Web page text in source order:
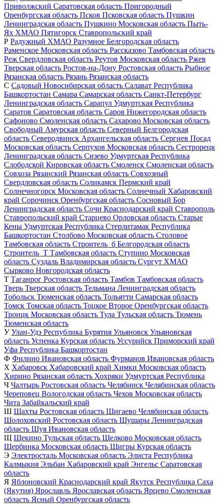
Приволжский Саратовская область Пригородный
Оренбургская область Псков Псковская область Пушкин
Ленинградская область Пушкино Московская область Пыть-
Ях ХМАО Пятигорск Ставропольский край
Р Радужный ХМАО Разумное Белгородская область
Раменское Московская область Рассказово Тамбовская область
Реж Свердловская область Реутов Московская область Ржев
Тверская область Ростов-на-Дону Ростовская область Рыбное
Рязанская область Рязань Рязанская область
С Садовый Новосибирская область Салават Республика
Башкортостан Самара Самарская область Санкт-Петербург
Ленинградская область Сарапул Удмуртская Республика
Саратов Саратовская область Саров Нижегородская область
Сафоново Смоленская область Сахарово Московская область
Свободный Амурская область Северный Белгородская
область Северодвинск Архангельская область Сергиев Посад
Московская область Серпухов Московская область Сестрорецк
Ленинградская область Сизево Удмуртская Республика
Слободской Кировская область Смоленск Смоленская область
Совхоза Рязанский Рязанская область Совхозный
Свердловская область Соликамск Пермский край
Солнечногорск Московская область Солнечный Хабаровский
край Сорочинск Оренбургская область Сосновый Бор
Ленинградская область Сочи Краснодарский край Ставрополь
Ставропольский край Старцево Орловская область Старые
Кены Удмуртская Республика Стерлитамак Республика
Башкортостан Столбово Московская область Столовое
Тамбовская область Строитель_б Белгородская область
Строитель_Т Тамбовская область Ступино Московская
область Суздаль Владимирская область Сургут ХМАО
Сырково Новгородская область
Т Таганрог Ростовская область Тамбов Тамбовская область
Тверь Тверская область Тельмана Ленинградская область
Тобольск Тюменская область Тольятти Самарская область
Томск Томская область Тоцкое Второе Оренбургская область
Троицк Московская область Тула Тульская область Тюмень
Тюменская область
У Улан-Удэ Республика Бурятия Ульяновск Ульяновская
область Успенка Курская область Уссурийск Приморский край
Уфа Республика Башкортостан
Ф Филино Ивановская область Фурманов Ивановская область
Х Хабаровск Хабаровский край Химки Московская область
Хирино Рязанская область Хохряки Удмуртская Республика
Ч Чалтырь Ростовская область Челябинск Челябинская область
Череповец Вологодская область Чехов Московская область
Чита Забайкальский край
Ш Шахты Ростовская область Шигаево Челябинская область
Шолоховский Ростовская область Шушары Ленинградская
область Шуя Ивановская область
Щ Щекино Тульская область Щелково Московская область
Щербинка Московская область Щигры Курская область
Э Электросталь Московская область Элиста Республика
Калмыкия Эльбан Хабаровский край Энгельс Саратовская
область
Я Яблоновский Краснодарский край Якутск Республика Саха
(Якутия) Ярославль Ярославская область Ярцево Смоленская
область Ясный Оренбургская область